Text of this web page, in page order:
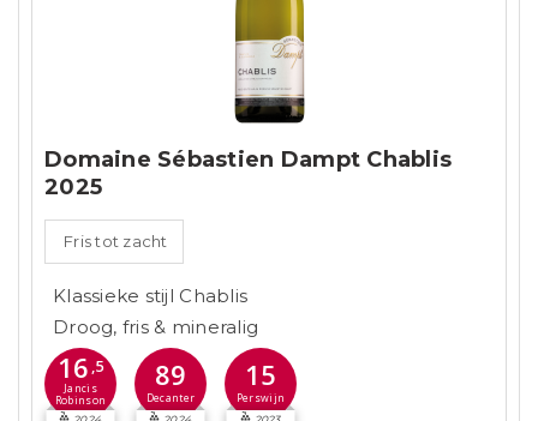
Domaine Sébastien Dampt Chablis
2025
Fris tot zacht
Klassieke stijl Chablis
Droog, fris & mineralig
16 ,5
Jancis
Robinson
89
Decanter
15
Perswijn